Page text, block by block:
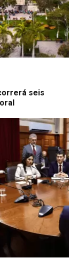
seis